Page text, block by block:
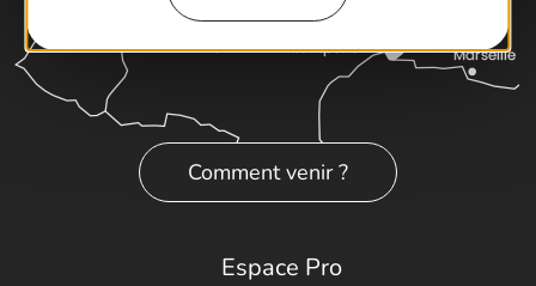
Comment venir ?
Espace Pro